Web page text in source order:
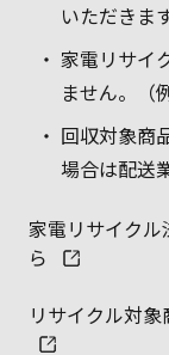
いただきま
家電リサイ
ません。（
回収対象商
場合は配送
家電リサイク
ら
リサイクル対